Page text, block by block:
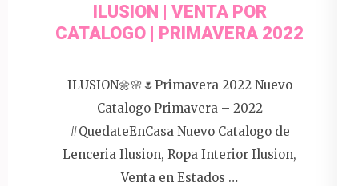
ILUSION | VENTA POR
CATALOGO | PRIMAVERA 2022
ILUSION🌼🌸🌷Primavera 2022 Nuevo
Catalogo Primavera – 2022
#QuedateEnCasa Nuevo Catalogo de
Lenceria Ilusion, Ropa Interior Ilusion,
Venta en Estados …